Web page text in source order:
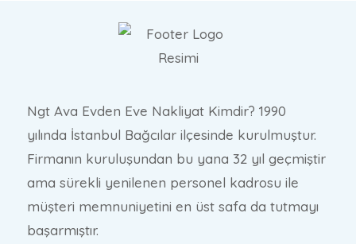
Ngt Ava Evden Eve Nakliyat Kimdir? 1990
yılında İstanbul Bağcılar ilçesinde kurulmuştur.
Firmanın kuruluşundan bu yana 32 yıl geçmiştir
ama sürekli yenilenen personel kadrosu ile
müşteri memnuniyetini en üst safa da tutmayı
başarmıştır.